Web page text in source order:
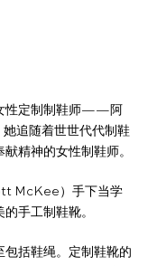
性定制制鞋师——阿
追随着世世代代制鞋
精神的女性制鞋师。
McKee）手下当学
手工制鞋靴。
包括鞋绳。定制鞋靴的